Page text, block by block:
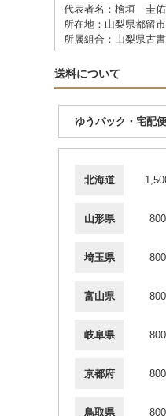
代表者名：檜垣 圭佑
所在地：山梨県都留
所属組合：山梨県古
送料について
ゆうパック・宅配便
北海道
山形県
埼玉県
富山県
岐阜県
京都府
鳥取県